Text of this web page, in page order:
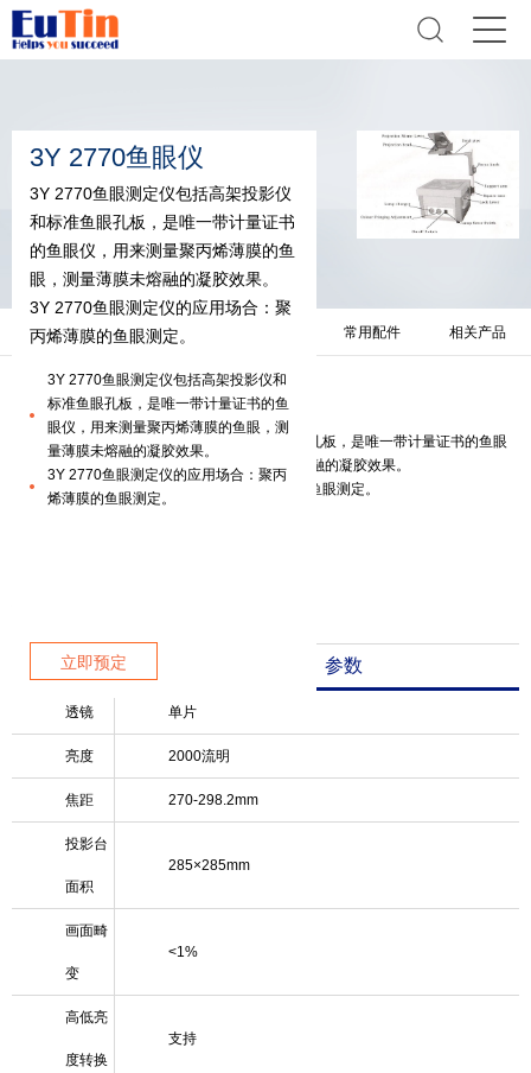
3Y 2770鱼眼仪
3Y 2770鱼眼测定仪包括高架投影仪
和标准鱼眼孔板，是唯一带计量证书
的鱼眼仪，用来测量聚丙烯薄膜的鱼
眼，测量薄膜未熔融的凝胶效果。
3Y 2770鱼眼测定仪的应用场合：聚
丙烯薄膜的鱼眼测定。
3Y 2770鱼眼测定仪包括高架投影仪和
标准鱼眼孔板，是唯一带计量证书的鱼
眼仪，用来测量聚丙烯薄膜的鱼眼，测
量薄膜未熔融的凝胶效果。
3Y 2770鱼眼测定仪的应用场合：聚丙
烯薄膜的鱼眼测定。
立即预定
产品简介 技术参数 常用配件 相关产品
产品简介
3Y 2770鱼眼测定仪包括高架投影仪和标准鱼眼孔板，是唯一带计量证书的鱼眼
仪，用来测量聚丙烯薄膜的鱼眼，测量薄膜未熔融的凝胶效果。
3Y 2770鱼眼测定仪的应用场合：聚丙烯薄膜的鱼眼测定。
测量 参数
透镜 单片
亮度 2000流明
焦距 270-298.2mm
投影台
面积
285×285mm
画面畸
变
<1%
高低亮
度转换
支持